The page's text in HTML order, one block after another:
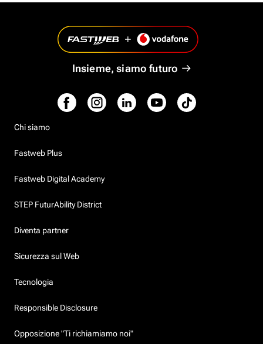
Insieme, siamo futuro
Chi siamo
Fastweb Plus
Fastweb Digital Academy
STEP FuturAbility District
Diventa partner
Sicurezza sul Web
Tecnologia
Responsible Disclosure
Opposizione "Ti richiamiamo noi"